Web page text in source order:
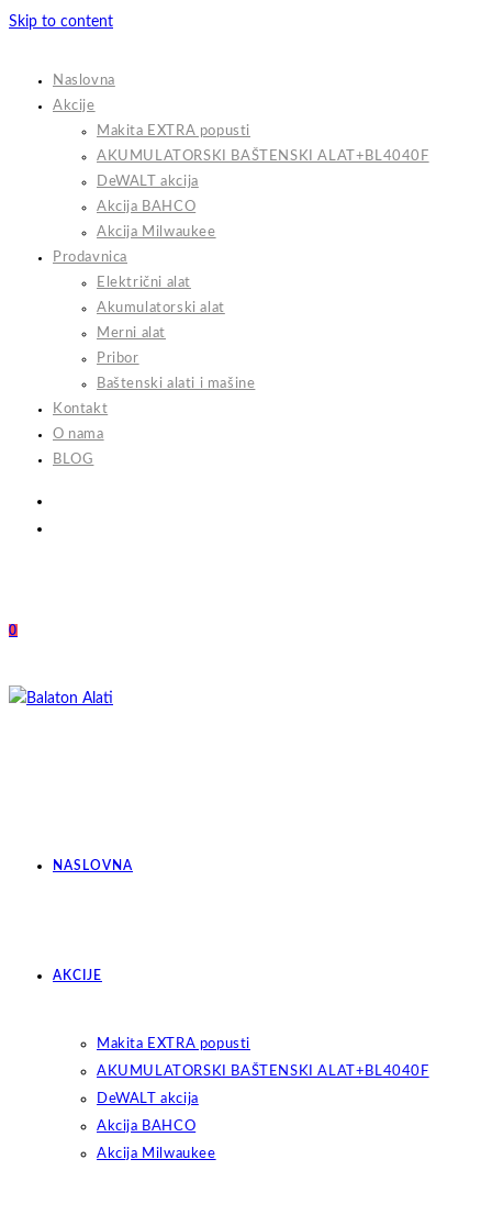
Skip to content
Naslovna
Akcije
Makita EXTRA popusti
AKUMULATORSKI BAŠTENSKI ALAT+BL4040F
DeWALT akcija
Akcija BAHCO
Akcija Milwaukee
Prodavnica
Električni alat
Akumulatorski alat
Merni alat
Pribor
Baštenski alati i mašine
Kontakt
O nama
BLOG
0
NASLOVNA
AKCIJE
Makita EXTRA popusti
AKUMULATORSKI BAŠTENSKI ALAT+BL4040F
DeWALT akcija
Akcija BAHCO
Akcija Milwaukee